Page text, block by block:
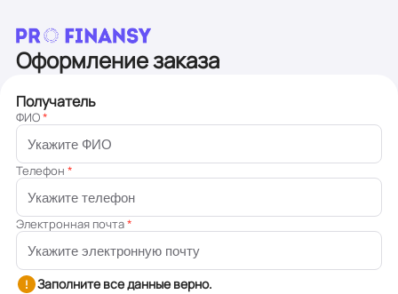
Оформление заказа
Получатель
ФИО*
Телефон *
Электронная почта*
Заполните все данные верно.